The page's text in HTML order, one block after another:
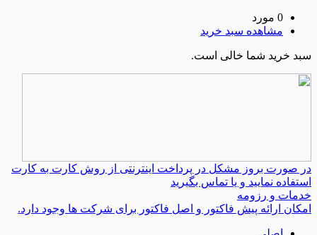
0 مورد
مشاهده سبد خرید
سبد خرید شما خالی است.
در صورت بروز مشکل در پرداخت اینترنتی از روش کارت به کارت
استفاده نمایید و یا تماس بگیرید
خدمات و رزومه
امکان ارائه پیش فاکتور و اصل فاکتور برای شرکت ها وجود دارد.